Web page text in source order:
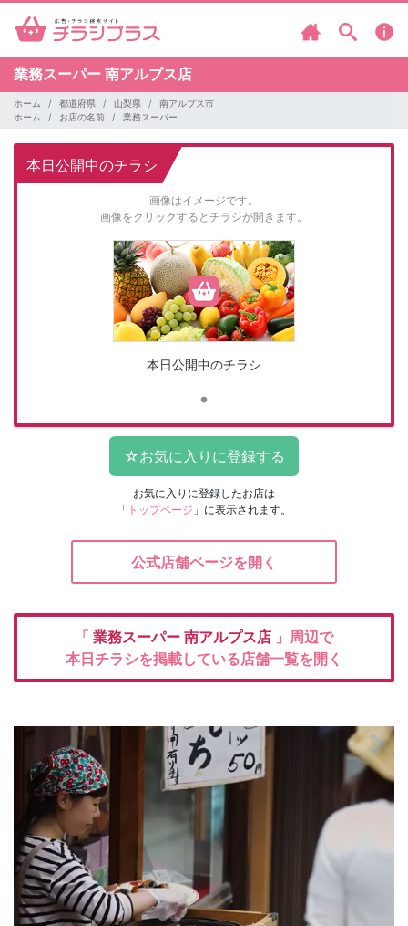
業務スーパー 南アルプス店
ホーム 都道府県 山梨県
南アルプス市
ホーム
お店の名前 業務スーパー
本日公開中のチラシ
画像はイメージです。
画像をクリックするとチラシが開きます。
本日公開中のチラシ
お気に入りに登録したお店は
「 トップページ 」に表示されます。
公式店舗ページを開く
「 業務スーパー 南アルプス店 」周辺で
本日チラシを掲載している店舗一覧を開く